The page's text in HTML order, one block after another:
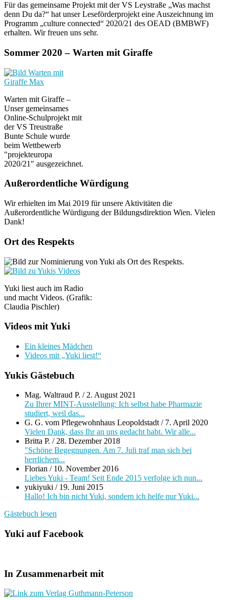
Für das gemeinsame Projekt mit der VS Leystraße „Was machst
denn Du da?“ hat unser Leseförderprojekt eine Auszeichnung im
Programm „culture connected“ 2020/21 des OEAD (BMBWF)
erhalten. Wir freuen uns sehr.
Sommer 2020 – Warten mit Giraffe
Warten mit Giraffe –
Unser gemeinsames
Online-Schulprojekt mit
der VS Treustraße
Bunte Schule wurde
beim Wettbewerb
"projekteuropa
2020/21" ausgezeichnet.
Außerordentliche Würdigung
Wir erhielten im Mai 2019 für unsere Aktivitäten die
Außerordentliche Würdigung der Bildungsdirektion Wien. Vielen
Dank!
Ort des Respekts
Yuki liest auch im Radio
und macht Videos. (Grafik:
Claudia Pischler)
Videos mit Yuki
Ein kleines Mädchen
Videos mit „Yuki liest!“
Yukis Gästebuch
Mag. Waltraud P. /2. August 2021
Zu Ihrer MINT-Ausstellung: Ich selbst habe Pharmazie
studiert, weil das...
G. G. vom Pflegewohnhaus Leopoldstadt/ 7. April 2020
Vielen Dank, dass Ihr an uns gedacht habt. Wir alle...
Britta P. /28. Dezember 2018
"Schöne Begegnungen. Am 7. Juli traf man sich bei
herrlichem...
Florian / 10. November 2016
Liebes Yuki - Team! Seit Ende 2015 verfolge ich nun...
yukiyuki / 19. Juni 2015
Hallo! Ich bin nicht Yuki, sondern ich helfe nur Yuki...
Gästebuch lesen
Yuki auf Facebook
In Zusammenarbeit mit